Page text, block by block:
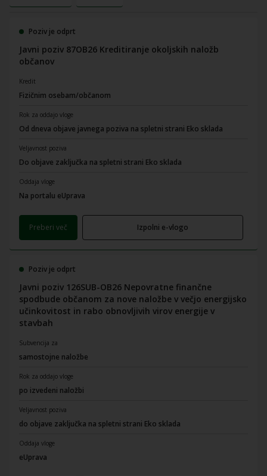
Poziv je odprt
Javni poziv 87OB26 Kreditiranje okoljskih naložb
občanov
Kredit
Fizičnim osebam/občanom
Rok za oddajo vloge
Od dneva objave javnega poziva na spletni strani Eko sklada
Veljavnost poziva
Do objave zaključka na spletni strani Eko sklada
Oddaja vloge
Na portalu eUprava
Preberi več Izpolni e-vlogo
Poziv je odprt
Javni poziv 126SUB-OB26 Nepovratne finančne
spodbude občanom za nove naložbe v večjo energijsko
učinkovitost in rabo obnovljivih virov energije v
stavbah
Subvencija za
samostojne naložbe
Rok za oddajo vloge
po izvedeni naložbi
Veljavnost poziva
do objave zaključka na spletni strani Eko sklada
Oddaja vloge
eUprava